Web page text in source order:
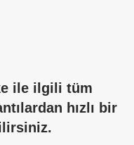
ile ilgili tüm
hızlı bir